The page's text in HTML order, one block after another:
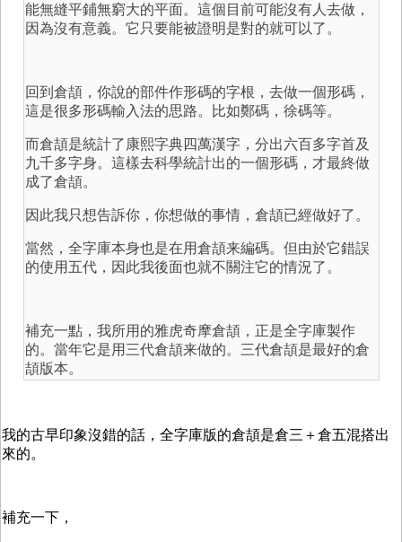
能無縫平鋪無窮大的平面。這個目前可能沒有人去做，
因為沒有意義。它只要能被證明是對的就可以了。
回到倉頡，你說的部件作形碼的字根，去做一個形碼，
這是很多形碼輸入法的思路。比如鄭碼，徐碼等。
而倉頡是統計了康熙字典四萬漢字，分出六百多字首及
九千多字身。這樣去科學統計出的一個形碼，才最終做
成了倉頡。
因此我只想告訴你，你想做的事情，倉頡已經做好了。
當然，全字庫本身也是在用倉頡来編碼。但由於它錯誤
的使用五代，因此我後面也就不關注它的情況了。
補充一點，我所用的雅虎奇摩倉頡，正是全字庫製作
的。當年它是用三代倉頡来做的。三代倉頡是最好的倉
頡版本。
我的古早印象沒錯的話，全字庫版的倉頡是倉三＋倉五混搭出
來的。
補充一下，